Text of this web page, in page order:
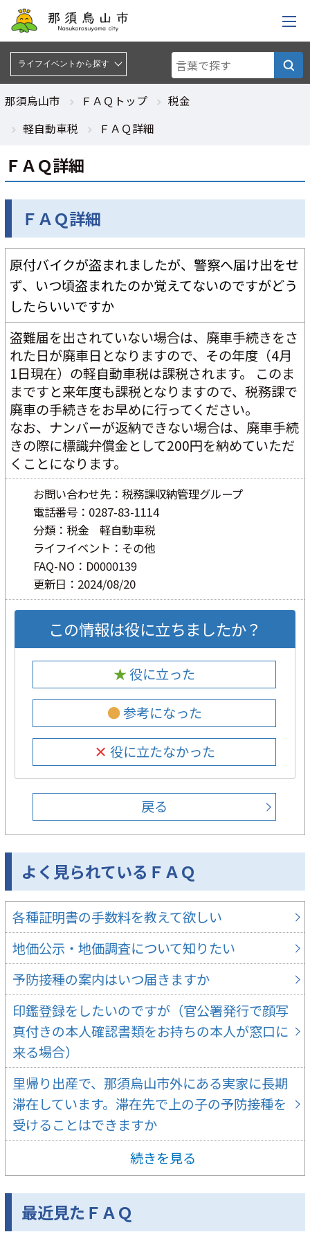
ライフイベントから探す :
ライフイベントから探す
那須烏山市 ＦＡＱトップ
税金
軽自動車税
ＦＡＱ詳細
ＦＡＱ詳細
ＦＡＱ詳細
原付バイクが盗まれましたが、警察へ届け出をせ
ず、いつ頃盗まれたのか覚えてないのですがどう
したらいいですか
盗難届を出されていない場合は、廃車手続きをさ
れた日が廃車日となりますので、その年度（4月
1日現在）の軽自動車税は課税されます。 このま
まですと来年度も課税となりますので、税務課で
廃車の手続きをお早めに行ってください。
なお、ナンバーが返納できない場合は、廃車手続
きの際に標識弁償金として200円を納めていただ
くことになります。
お問い合わせ先：税務課収納管理グループ
電話番号：0287-83-1114
分類：税金 軽自動車税
ライフイベント：その他
FAQ-NO：D0000139
更新日：2024/08/20
この情報は役に立ちましたか？
★ 役に立った
● 参考になった
× 役に立たなかった
戻る
よく見られているＦＡＱ
各種証明書の手数料を教えて欲しい
地価公示・地価調査について知りたい
予防接種の案内はいつ届きますか
印鑑登録をしたいのですが（官公署発行で顔写
真付きの本人確認書類をお持ちの本人が窓口に
来る場合）
里帰り出産で、那須烏山市外にある実家に長期
滞在しています。滞在先で上の子の予防接種を
受けることはできますか
続きを見る
最近見たＦＡＱ